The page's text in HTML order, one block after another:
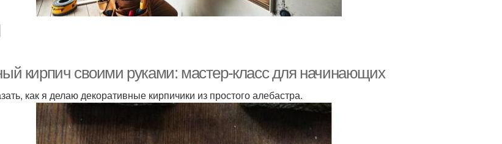
кирпич своими руками: мастер-класс для начинающих
как я делаю декоративные кирпичики из простого алебастра.